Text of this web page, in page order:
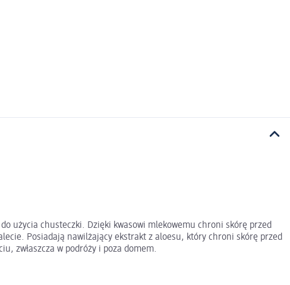
użycia chusteczki. Dzięki kwasowi mlekowemu chroni skórę przed
Posiadają nawilżający ekstrakt z aloesu, który chroni skórę przed
zwłaszcza w podróży i poza domem.